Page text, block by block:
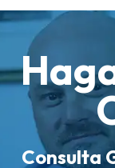
Consulta